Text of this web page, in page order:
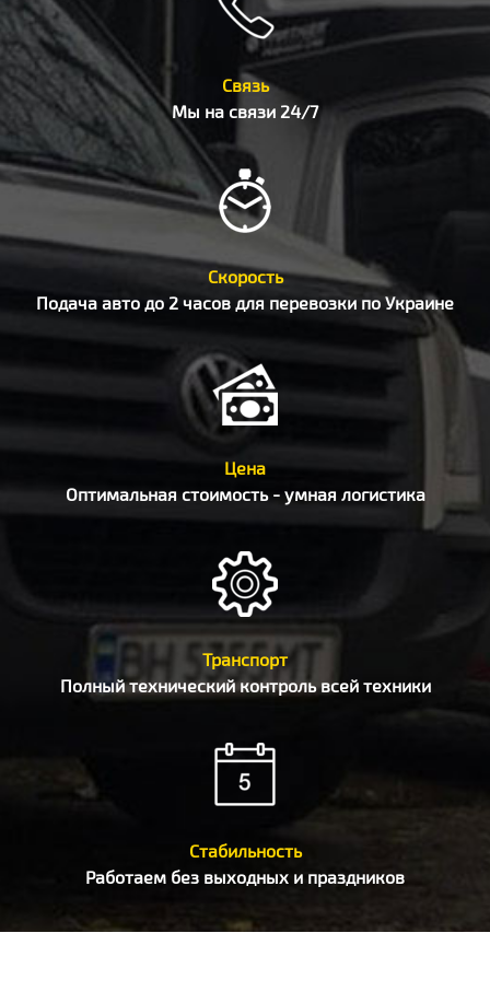
Связь
Мы на связи 24/7
Скорость
Подача авто до 2 часов для перевозки по Украине
Цена
Оптимальная стоимость - умная логистика
Транспорт
Полный технический контроль всей техники
Стабильность
Работаем без выходных и праздников